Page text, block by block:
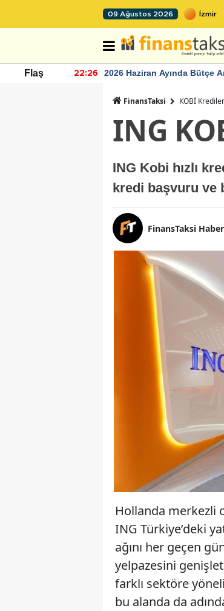
09 Ağustos 2026
Flaş 22:26
2026 Haziran Ayında Bütçe
FinansTaksi KOBİ
ING
ING Kobi hızlı
kredi başvuru ve
FinansTaksi
Hollanda merkezli
ING Türkiye’deki
ağını her geçen
yelpazesini
farklı sektöre
bu alanda da